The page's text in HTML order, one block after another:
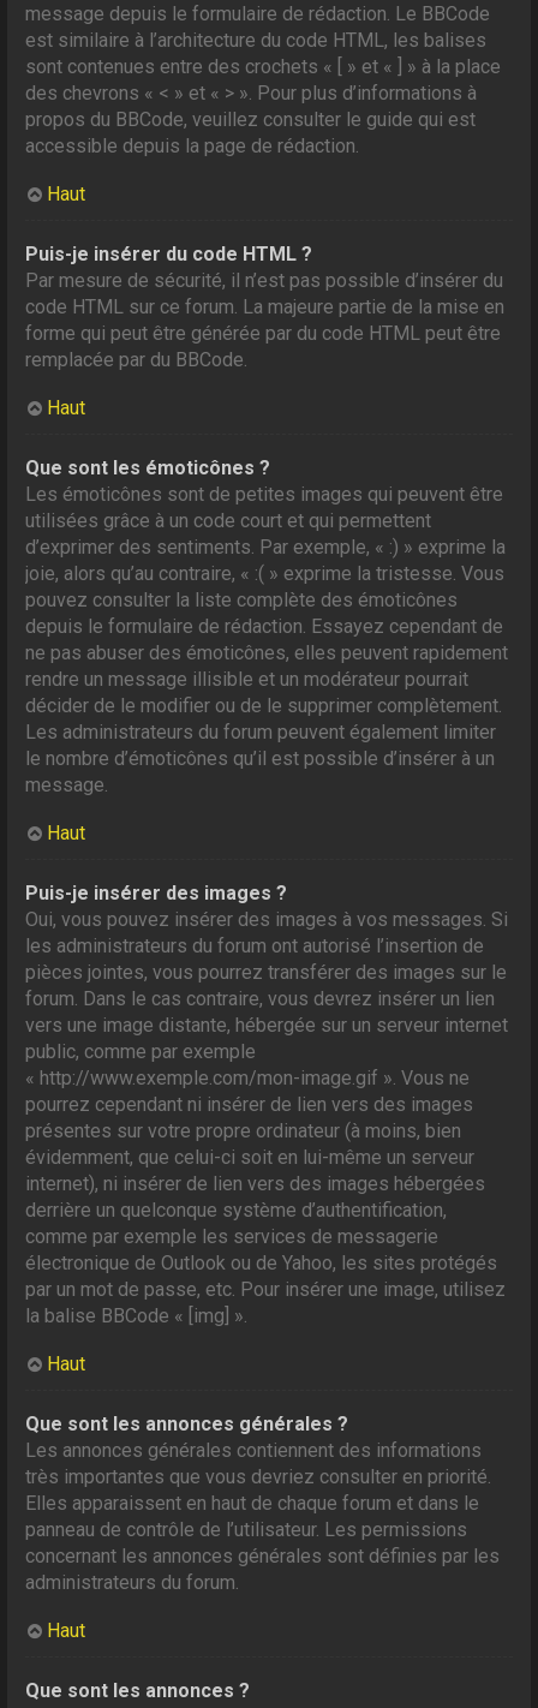
message depuis le formulaire de rédaction. Le BBCode
est similaire à l’architecture du code HTML, les balises
sont contenues entre des crochets « [ » et « ] » à la place
des chevrons « < » et « > ». Pour plus d’informations à
propos du BBCode, veuillez consulter le guide qui est
accessible depuis la page de rédaction.
Haut
Puis-je insérer du code HTML ?
Par mesure de sécurité, il n’est pas possible d’insérer du
code HTML sur ce forum. La majeure partie de la mise en
forme qui peut être générée par du code HTML peut être
remplacée par du BBCode.
Haut
Que sont les émoticônes ?
Les émoticônes sont de petites images qui peuvent être
utilisées grâce à un code court et qui permettent
d’exprimer des sentiments. Par exemple, « :) » exprime la
joie, alors qu’au contraire, « :( » exprime la tristesse. Vous
pouvez consulter la liste complète des émoticônes
depuis le formulaire de rédaction. Essayez cependant de
ne pas abuser des émoticônes, elles peuvent rapidement
rendre un message illisible et un modérateur pourrait
décider de le modifier ou de le supprimer complètement.
Les administrateurs du forum peuvent également limiter
le nombre d’émoticônes qu’il est possible d’insérer à un
message.
Haut
Puis-je insérer des images ?
Oui, vous pouvez insérer des images à vos messages. Si
les administrateurs du forum ont autorisé l’insertion de
pièces jointes, vous pourrez transférer des images sur le
forum. Dans le cas contraire, vous devrez insérer un lien
vers une image distante, hébergée sur un serveur internet
public, comme par exemple
« http://www.exemple.com/mon-image.gif ». Vous ne
pourrez cependant ni insérer de lien vers des images
présentes sur votre propre ordinateur (à moins, bien
évidemment, que celui-ci soit en lui-même un serveur
internet), ni insérer de lien vers des images hébergées
derrière un quelconque système d’authentification,
comme par exemple les services de messagerie
électronique de Outlook ou de Yahoo, les sites protégés
par un mot de passe, etc. Pour insérer une image, utilisez
la balise BBCode « [img] ».
Haut
Que sont les annonces générales ?
Les annonces générales contiennent des informations
très importantes que vous devriez consulter en priorité.
Elles apparaissent en haut de chaque forum et dans le
panneau de contrôle de l’utilisateur. Les permissions
concernant les annonces générales sont définies par les
administrateurs du forum.
Haut
Que sont les annonces ?